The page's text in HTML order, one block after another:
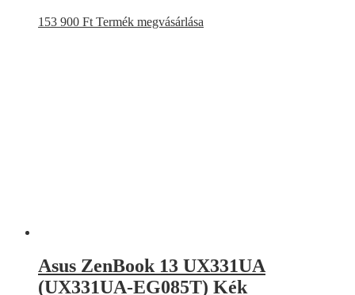
153 900 Ft Termék megvásárlása
Asus ZenBook 13 UX331UA
(UX331UA-EG085T) Kék